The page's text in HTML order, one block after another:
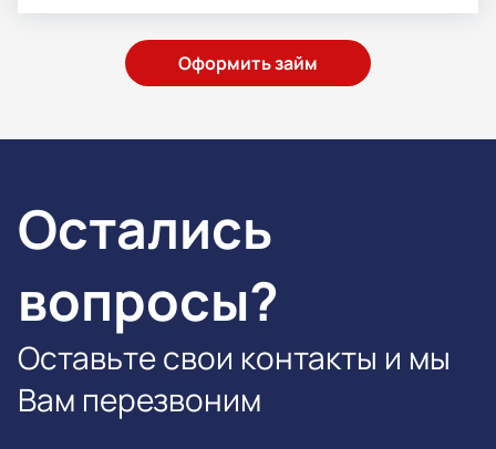
Оформить займ
Остались
вопросы?
Оставьте свои контакты и мы
Вам перезвоним